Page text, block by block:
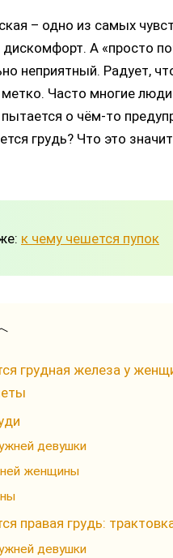
– одно из самых
А «просто
неприятный. Радует,
метко. Часто многие
о чём-то
грудь? Что это
к чему чешется пупок
грудная железа у
девушки
женщины
правая грудь:
девушки